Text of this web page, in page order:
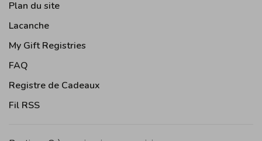
Plan du site
Lacanche
My Gift Registries
FAQ
Registre de Cadeaux
Fil RSS